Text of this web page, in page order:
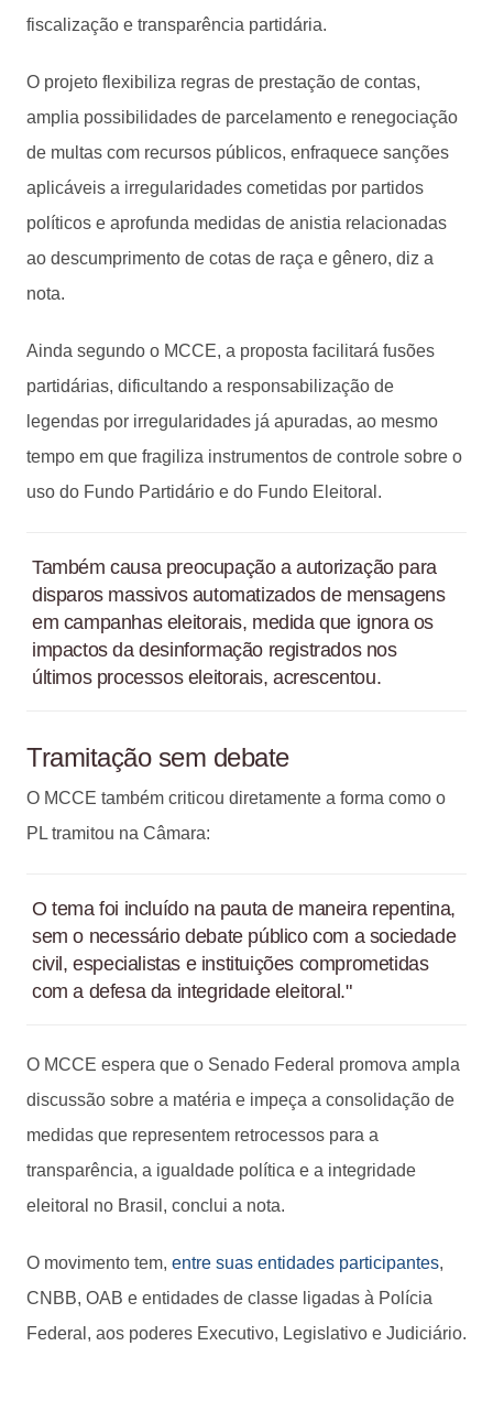
fiscalização e transparência partidária.
O projeto flexibiliza regras de prestação de contas,
amplia possibilidades de parcelamento e renegociação
de multas com recursos públicos, enfraquece sanções
aplicáveis a irregularidades cometidas por partidos
políticos e aprofunda medidas de anistia relacionadas
ao descumprimento de cotas de raça e gênero, diz a
nota.
Ainda segundo o MCCE, a proposta facilitará fusões
partidárias, dificultando a responsabilização de
legendas por irregularidades já apuradas, ao mesmo
tempo em que fragiliza instrumentos de controle sobre o
uso do Fundo Partidário e do Fundo Eleitoral.
Também causa preocupação a autorização para
disparos massivos automatizados de mensagens
em campanhas eleitorais, medida que ignora os
impactos da desinformação registrados nos
últimos processos eleitorais, acrescentou.
Tramitação sem debate
O MCCE também criticou diretamente a forma como o
PL tramitou na Câmara:
O tema foi incluído na pauta de maneira repentina,
sem o necessário debate público com a sociedade
civil, especialistas e instituições comprometidas
com a defesa da integridade eleitoral."
O MCCE espera que o Senado Federal promova ampla
discussão sobre a matéria e impeça a consolidação de
medidas que representem retrocessos para a
transparência, a igualdade política e a integridade
eleitoral no Brasil, conclui a nota.
O movimento tem, entre suas entidades participantes,
CNBB, OAB e entidades de classe ligadas à Polícia
Federal, aos poderes Executivo, Legislativo e Judiciário.